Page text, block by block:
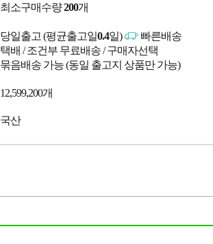
최소구매수량200개
당일출고 (평균출고일0.4일)
빠른배송
택배 / 조건부 무료배송 / 구매자선택
묶음배송 가능 (동일 출고지 상품만 가능)
12,599,200개
국산